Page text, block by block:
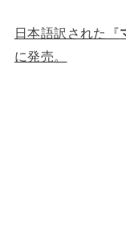
日本語訳された『
に発売。